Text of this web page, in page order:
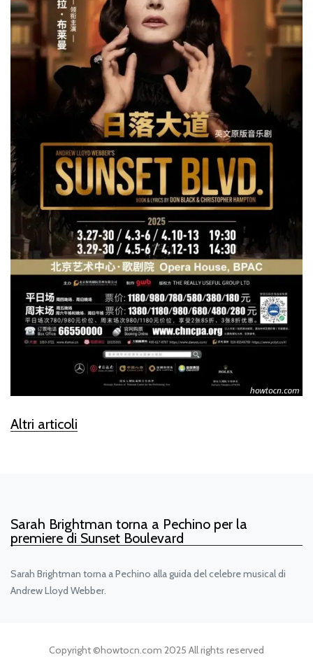
Altri articoli
Sarah Brightman torna a Pechino per la
premiere di Sunset Boulevard
Sarah Brightman torna a Pechino alla guida del celebre musical di
Andrew Lloyd Webber.
Copyright ©howtocn.com 2025 All rights reserved